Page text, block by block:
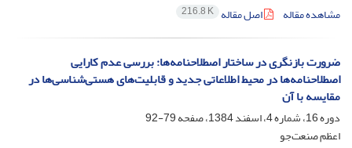
مشاهده مقاله
اصل مقاله 216.8 K
ضرورت بازنگری در ساختار اصطلاحنامه‌ها: بررسی عدم کارایی
اصطلاحنامه‌ها در محیط اطلاعاتی جدید و قابلیت‌های هستی‌شناسی‌ها در
مقایسه با آن
دوره 16، شماره 4، اسفند 1384، صفحه
79-92
اعظم صنعت‌جو